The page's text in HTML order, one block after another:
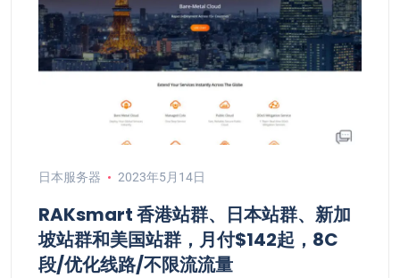
日本服务器 2023年5月14日
RAKsmart 香港站群、日本站群、新加
坡站群和美国站群，月付$142起，8C
段/优化线路/不限流流量